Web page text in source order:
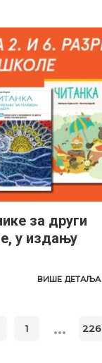
за други
у издању
ВИШЕ ДЕТАЉА
1 … 226